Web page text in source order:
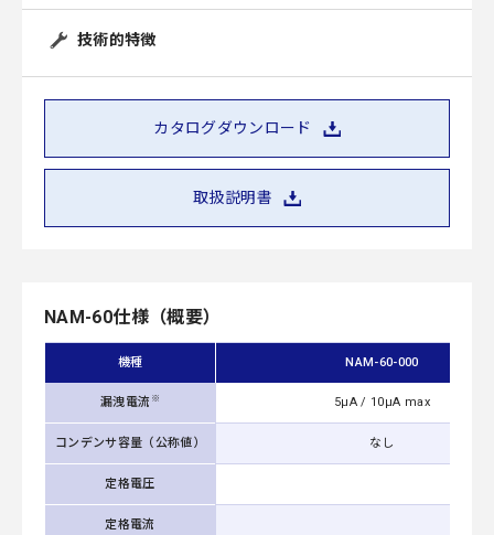
技術的特徴
カタログダウンロード
取扱説明書
NAM-60仕様（概要）
機種 NAM-60-000
漏洩電流 ※ 5μA / 10μA max
コンデンサ容量（公称値） なし
定格電圧
定格電流